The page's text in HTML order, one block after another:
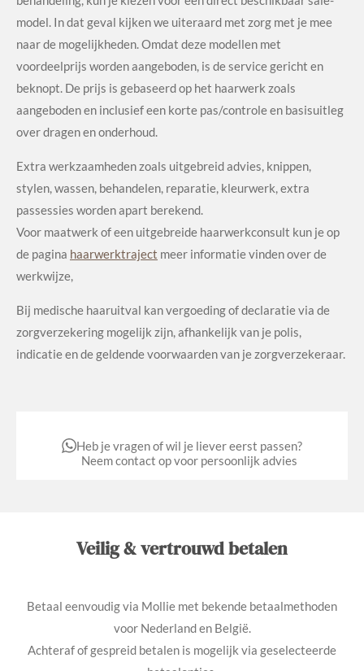
model. In dat geval kijken we uiteraard met zorg met je mee
naar de mogelijkheden. Omdat deze modellen met
voordeelprijs worden aangeboden, is de service gericht en
beknopt. De prijs is gebaseerd op het haarwerk zoals
aangeboden en inclusief een korte pas/controle en basisuitleg
over dragen en onderhoud.
Extra werkzaamheden zoals uitgebreid advies, knippen,
stylen, wassen, behandelen, reparatie, kleurwerk, extra
passessies worden apart berekend.
Voor maatwerk of een uitgebreide haarwerkconsult kun je op
de pagina haarwerktraject meer informatie vinden over de
werkwijze,
Bij medische haaruitval kan vergoeding of declaratie via de
zorgverzekering mogelijk zijn, afhankelijk van je polis,
indicatie en de geldende voorwaarden van je zorgverzekeraar.
Heb je vragen of wil je liever eerst passen?
Neem contact op voor persoonlijk advies
Veilig & vertrouwd betalen
Betaal eenvoudig via Mollie met bekende betaalmethoden
voor Nederland en België.
Achteraf of gespreid betalen is mogelijk via geselecteerde